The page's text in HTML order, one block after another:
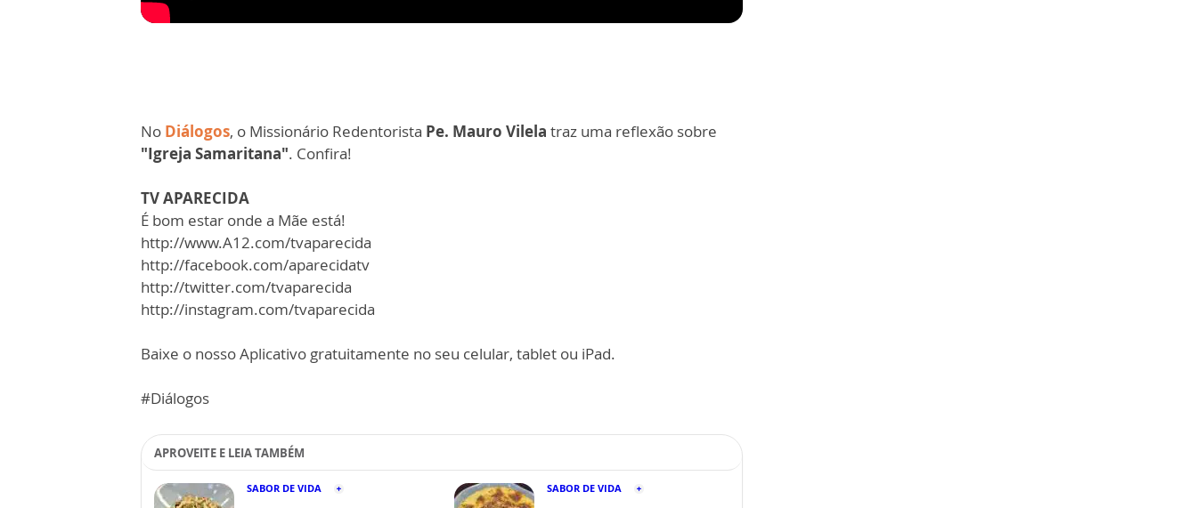
No Diálogos, o Missionário Redentorista Pe. Mauro Vilela traz uma reflexão sobre
"Igreja Samaritana". Confira!
TV APARECIDA
É bom estar onde a Mãe está!
http://www.A12.com/tvaparecida
http://facebook.com/aparecidatv
http://twitter.com/tvaparecida
http://instagram.com/tvaparecida
Baixe o nosso Aplicativo gratuitamente no seu celular, tablet ou iPad.
#Diálogos
APROVEITE E LEIA TAMBÉM
SABOR DE VIDA SABOR DE VIDA